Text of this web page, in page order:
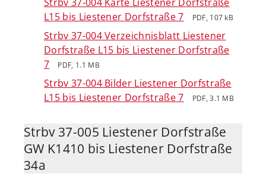
L15 bis Liestener Dorfstraße 7
PDF, 107 kB
Strbv 37-004 Verzeichnisblatt Liestener
Dorfstraße L15 bis Liestener Dorfstraße
7
PDF, 1.1 MB
Strbv 37-004 Bilder Liestener Dorfstraße
L15 bis Liestener Dorfstraße 7
PDF, 3.1 MB
Strbv 37-005 Liestener Dorfstraße
GW K1410 bis Liestener Dorfstraße
34a